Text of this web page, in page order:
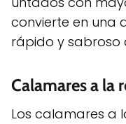
convierte en una
rápido y sabroso
Calamares a la
Los calamares a